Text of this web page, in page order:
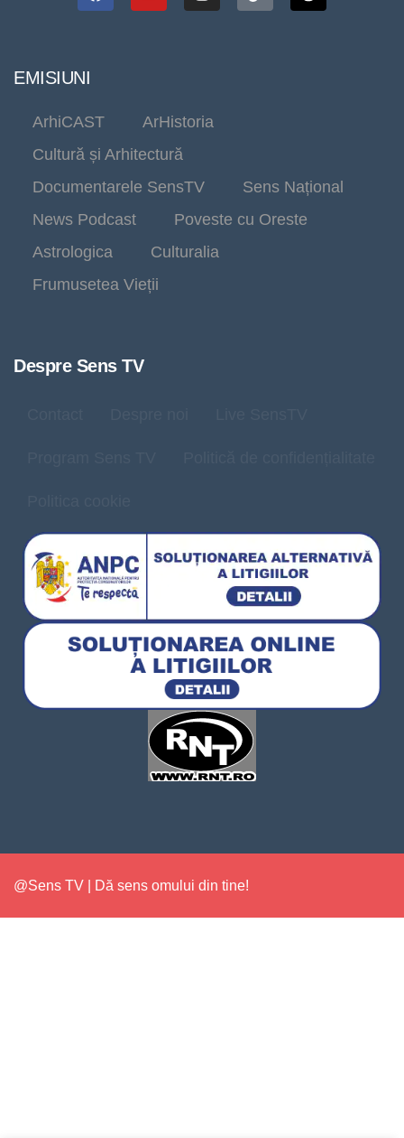
EMISIUNI
ArhiCAST
ArHistoria
Cultură și Arhitectură
Documentarele SensTV
Sens Național
News Podcast
Poveste cu Oreste
Astrologica
Culturalia
Frumusetea Vieții
Despre Sens TV
@Sens TV | Dă sens omului din tine!